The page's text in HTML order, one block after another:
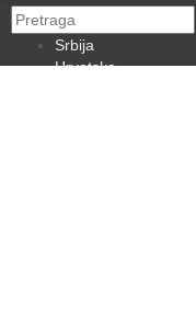
Srbija
Hrvatska